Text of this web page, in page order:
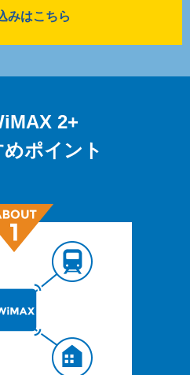
みはこちら
2+
ポイント